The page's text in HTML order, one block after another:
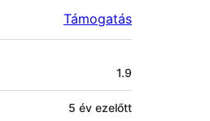
Támogatás
1.9
5 év ezelőtt